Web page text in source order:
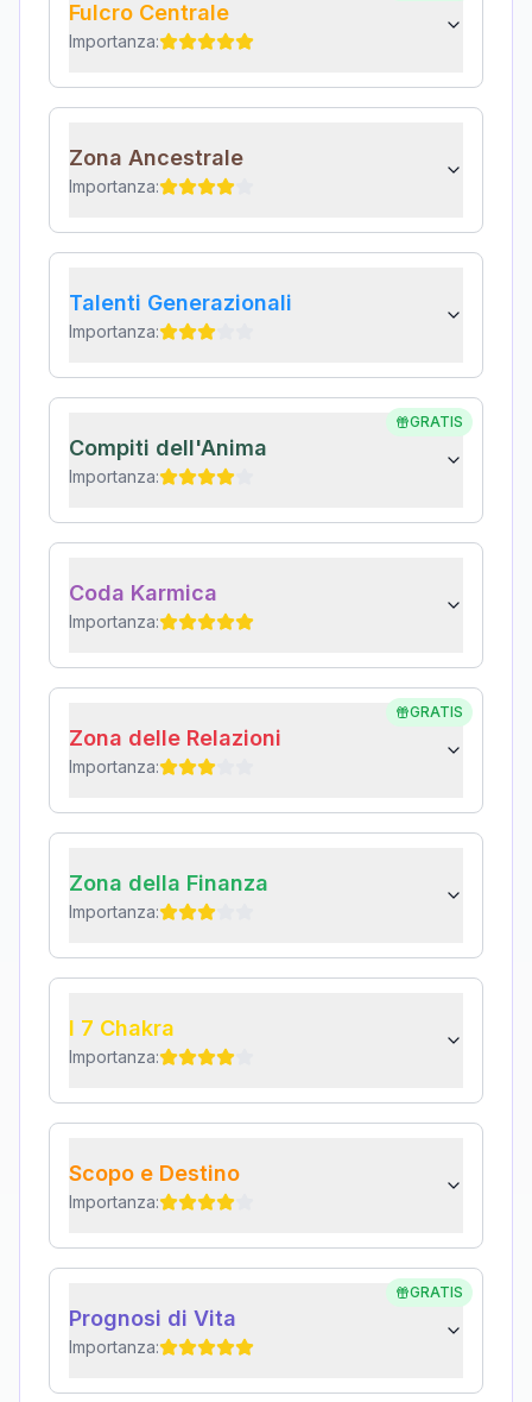
Fulcro Centrale
Importanza:
Zona Ancestrale
Importanza:
Talenti Generazionali
Importanza:
GRATIS
Compiti dell'Anima
Importanza:
Coda Karmica
Importanza:
GRATIS
Zona delle Relazioni
Importanza:
Zona della Finanza
Importanza:
I 7 Chakra
Importanza:
Scopo e Destino
Importanza:
GRATIS
Prognosi di Vita
Importanza: